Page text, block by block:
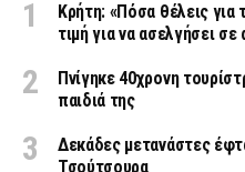
Κρήτη: «Πόσα θέλεις για
τιμή για να ασελγήσει σε
Πνίγηκε 40χρονη
παιδιά της
Δεκάδες μετανάστες
Τσούτσουρα